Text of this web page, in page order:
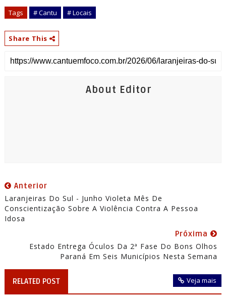
Tags # Cantu # Locais
Share This
About Editor
Anterior
Laranjeiras Do Sul - Junho Violeta Mês De
Conscientização Sobre A Violência Contra A Pessoa
Idosa
Próxima
Estado Entrega Óculos Da 2ª Fase Do Bons Olhos
Paraná Em Seis Municípios Nesta Semana
RELATED POST Veja mais